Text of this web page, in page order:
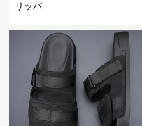
リッパ